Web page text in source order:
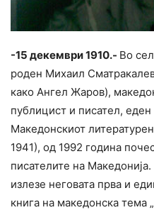
-15 декември 1910.- Во
роден Михаил
како Ангел Жаров),
публицист и писател,
Македонскиот
1941), од 1992 година
писателите на
излезе неговата прва и
книга на македонска тема